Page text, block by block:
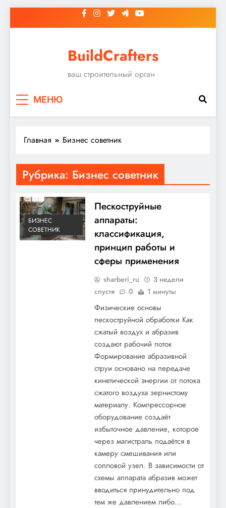
к
BuildCrafters
ваш строительный орган
МЕНЮ
Главная Бизнес советник
Рубрика: Бизнес советник
БИЗНЕС
СОВЕТНИК
Пескоструйные
аппараты:
классификация,
принцип работы и
сферы применения
sharberi_ru
3 недели
спустя
0 1 минуты
Физические основы
пескоструйной обработки Как
сжатый воздух и абразив
создают рабочий поток
Формирование абразивной
струи основано на передаче
кинетической энергии от потока
сжатого воздуха зернистому
материалу. Компрессорное
оборудование создаёт
избыточное давление, которое
через магистраль подаётся в
камеру смешивания или
сопловой узел. В зависимости от
схемы аппарата абразив может
вводиться принудительно под
тем же давлением либо…